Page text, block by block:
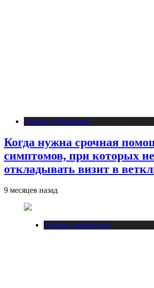
Статьи о животных
Когда нужна срочная
симптомов, при которых
откладывать визит в
9 месяцев назад
Статьи о животных